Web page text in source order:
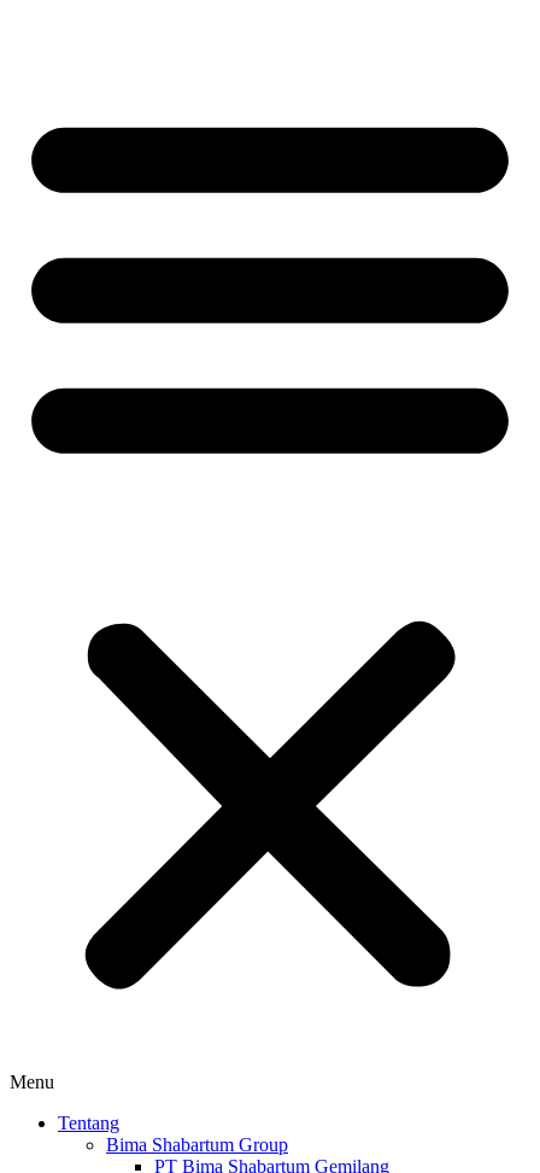
Menu
Tentang
Bima Shabartum Group
PT Bima Shabartum Gemilang